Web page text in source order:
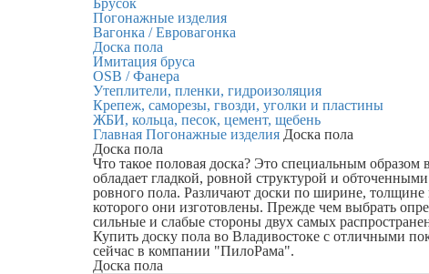
Погонажные изделия
Вагонка / Евровагонка
Доска пола
Имитация бруса
OSB / Фанера
Утеплители, пленки, гидроизоляция
Крепеж, саморезы, гвозди, уголки и пластины
ЖБИ, кольца, песок, цемент, щебень
Главная Погонажные изделия Доска пола
Доска пола
Что такое половая доска? Это специальным образом
обладает гладкой, ровной структурой и
ровного пола. Различают доски по ширине,
которого они изготовлены. Прежде чем выбрать
сильные и слабые стороны двух самых
Купить доску пола во Владивостоке с отличными
сейчас в компании "ПилоРама".
Доска пола